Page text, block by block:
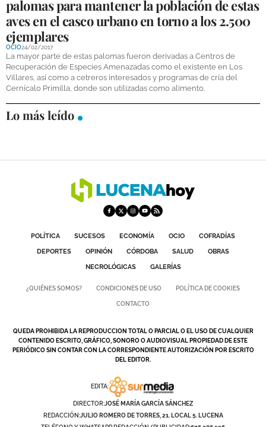
palomas para mantener la población de estas
aves en el casco urbano en torno a los 2.500
ejemplares
OCIO24/02/2017
La mayor parte de estas palomas fueron derivadas a Centros de
Recuperación de Especies Amenazadas como el existente en Los
Villares, así como a cetreros interesados y programas de cría del
Cernícalo Primilla, donde son utilizadas como alimento.
Lo más leído
POLÍTICA SUCESOS ECONOMÍA OCIO
COFRADÍAS
DEPORTES
OPINIÓN CÓRDOBA SALUD
OBRAS
NECROLÓGICAS
GALERÍAS
¿QUIÉNES SOMOS? CONDICIONES DE USO POLÍTICA DE COOKIES
CONTACTO
QUEDA PROHIBIDA LA REPRODUCCION TOTAL O PARCIAL O EL USO DE CUALQUIER
CONTENIDO ESCRITO, GRÁFICO, SONORO O AUDIOVISUAL PROPIEDAD DE ESTE
PERIÓDICO SIN CONTAR CON LA CORRESPONDIENTE AUTORIZACIÓN POR ESCRITO
DEL EDITOR.
EDITA:
DIRECTOR:JOSÉ MARÍA GARCÍA SÁNCHEZ
REDACCIÓN:JULIO ROMERO DE TORRES, 21. LOCAL 5. LUCENA